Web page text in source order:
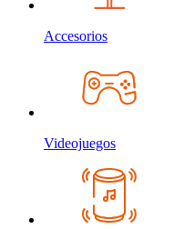
Accesorios
Videojuegos